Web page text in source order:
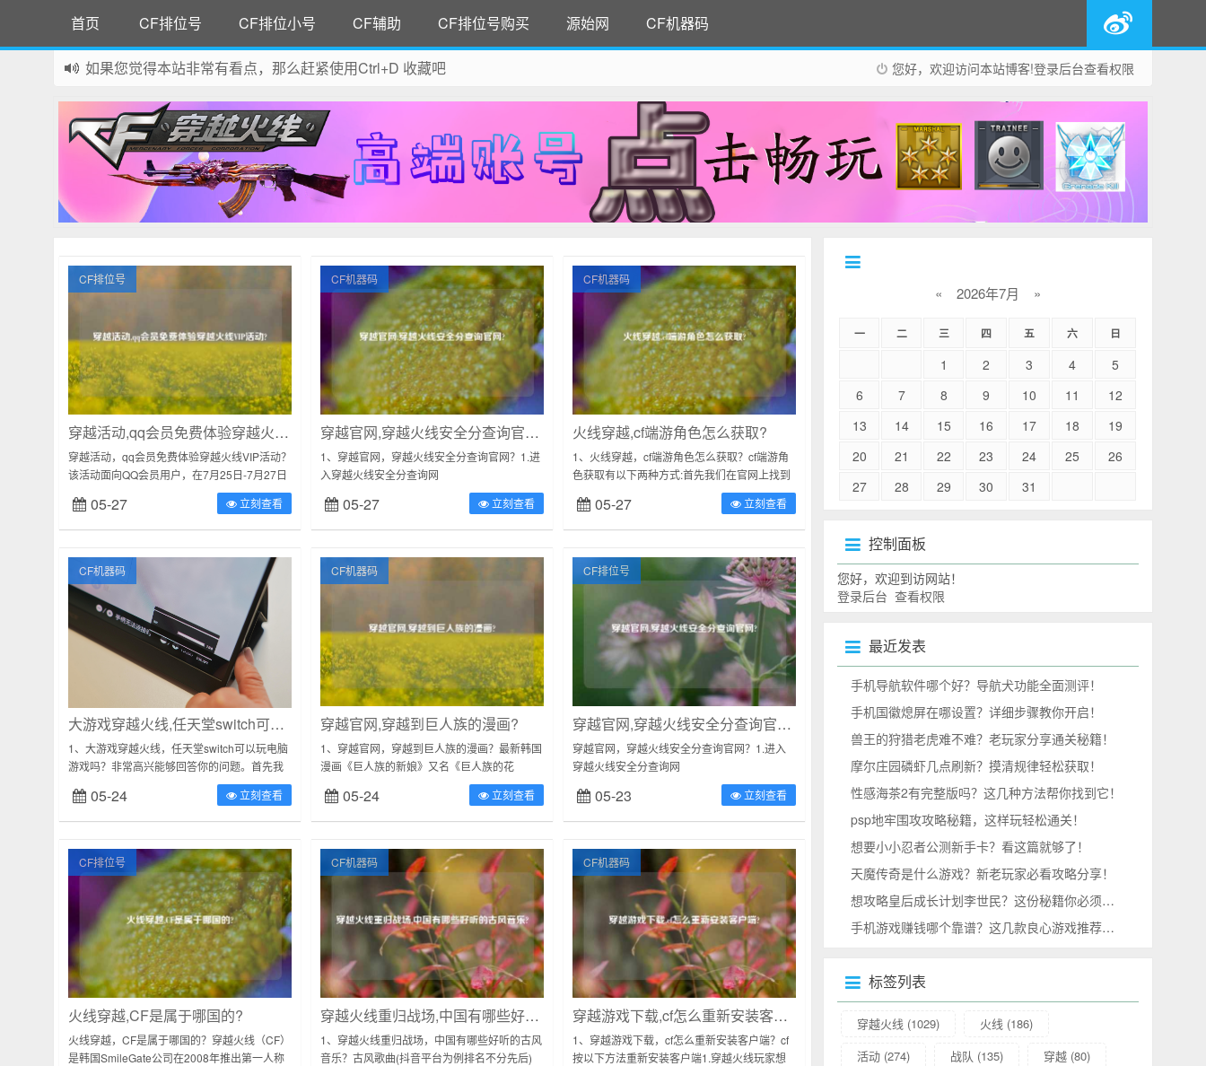
首页 CF排位号 CF排位小号 CF辅助 CF排位号购买 源始网 CF机器码
您好，欢迎访问本站博客!登录后台查看权限
如果您觉得本站非常有看点，那么赶紧使用Ctrl+D 收藏吧
CF排位号
穿越活动,qq会员免费体验穿越火线VIP活动?
穿越活动，qq会员免费体验穿越火线VIP活动？
该活动面向QQ会员用户，在7月25日-7月27日
三天以及8月2日、8月9日共5天发出限量名
额，当天10点开始。所...
05-27 立刻查看
CF机器码
穿越官网,穿越火线安全分查询官网?
1、穿越官网，穿越火线安全分查询官网？1.进
入穿越火线安全分查询网
站:https://cf.qq.com/act/6087/a20210701find/inde...
05-27 立刻查看
CF机器码
火线穿越,cf端游角色怎么获取?
1、火线穿越，cf端游角色怎么获取？cf端游角
色获取有以下两种方式:首先我们在官网上找到
穿越火线道聚城。然后点击价格，让价格从高
到底排序，找到你想要的角色，点击...
05-27 立刻查看
CF机器码
大游戏穿越火线,任天堂switch可以玩电脑游戏吗?
1、大游戏穿越火线，任天堂switch可以玩电脑
游戏吗？非常高兴能够回答你的问题。首先我
想说的是，任天堂switch不是直接就可以玩电
脑游戏（破解刷机的除外），...
05-24 立刻查看
CF机器码
穿越官网,穿越到巨人族的漫画?
1、穿越官网，穿越到巨人族的漫画？最新韩国
漫画《巨人族的新娘》又名《巨人族的花
嫁》|2、cf怎么查询战队？去CF官网→战队系
统→登陆你的QQ号→按加入战队→按了...
05-24 立刻查看
CF排位号
穿越官网,穿越火线安全分查询官网?
穿越官网，穿越火线安全分查询官网？1.进入
穿越火线安全分查询网
站:https://cf.qq.com/act/6087/a20210701find/index....
05-23 立刻查看
CF排位号
火线穿越,CF是属于哪国的?
火线穿越，CF是属于哪国的？穿越火线（CF）
是韩国SmileGate公司在2008年推出第一人称
CF机器码
穿越火线重归战场,中国有哪些好听的古风音乐?
1、穿越火线重归战场，中国有哪些好听的古风
音乐？古风歌曲(抖音平台为例排名不分先后)
CF机器码
穿越游戏下载,cf怎么重新安装客户端?
1、穿越游戏下载，cf怎么重新安装客户端？cf
按以下方法重新安装客户端1.穿越火线玩家想
« 2026年7月 »
一 二 三 四 五 六 日
1 2 3 4
5
6
7 8 9 10 11
12
13
14 15 16 17 18
19
20
21 22 23 24 25
26
27
28 29 30 31
控制面板
您好，欢迎到访网站！
登录后台 查看权限
最近发表
手机导航软件哪个好？导航犬功能全面测评！
手机国徽熄屏在哪设置？详细步骤教你开启！
兽王的狩猎老虎难不难？老玩家分享通关秘籍！
摩尔庄园磷虾几点刷新？摸清规律轻松获取！
性感海茶2有完整版吗？这几种方法帮你找到它！
psp地牢围攻攻略秘籍，这样玩轻松通关！
想要小小忍者公测新手卡？看这篇就够了！
天魔传奇是什么游戏？新老玩家必看攻略分享！
想攻略皇后成长计划李世民？这份秘籍你必须收好！
手机游戏赚钱哪个靠谱？这几款良心游戏推荐给你！
标签列表
穿越火线 (1029) 火线 (186)
活动 (274) 战队 (135) 穿越 (80)